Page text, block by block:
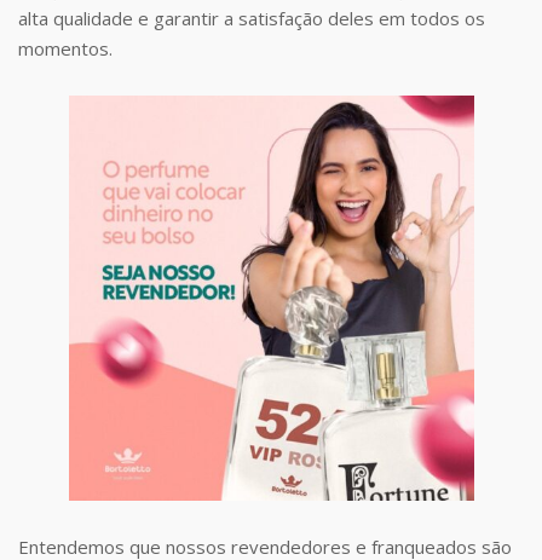
alta qualidade e garantir a satisfação deles em todos os
momentos.
Entendemos que nossos revendedores e franqueados são